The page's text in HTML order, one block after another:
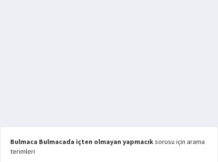
Bulmaca Bulmacada içten olmayan yapmacıksorusu için arama
terimleri